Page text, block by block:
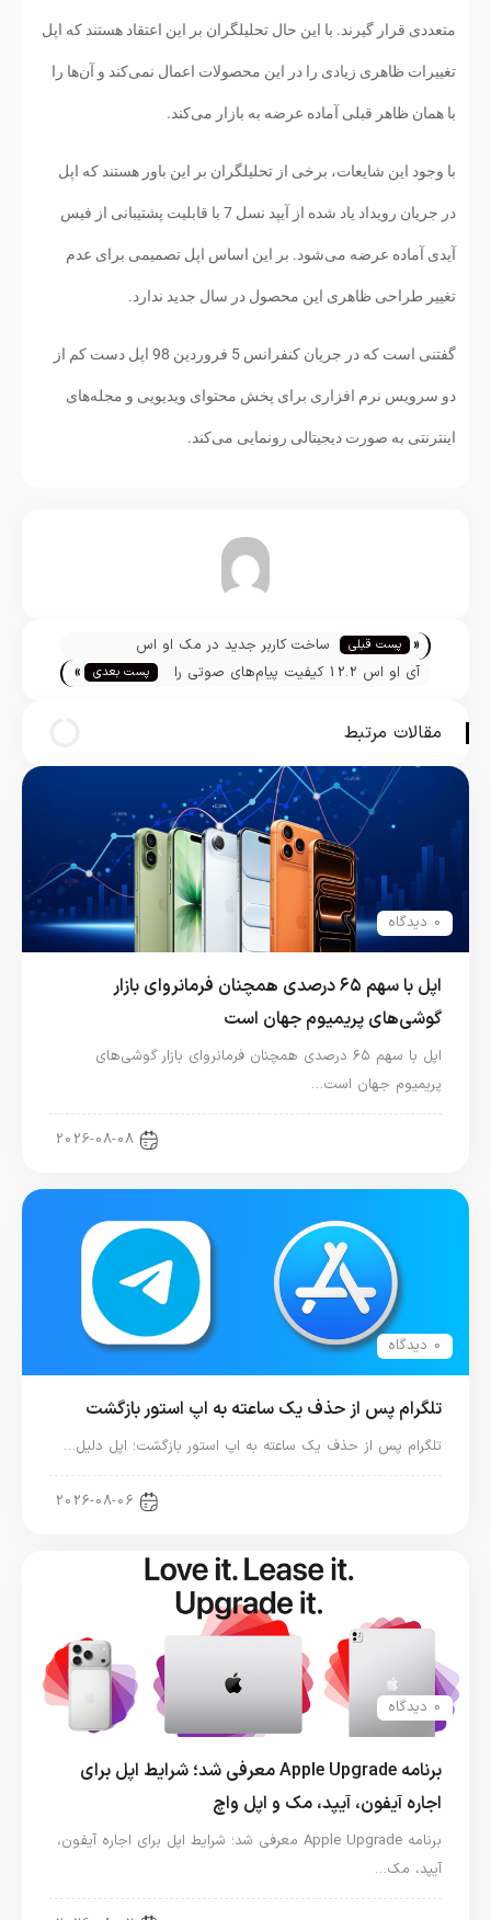
متعددی قرار گیرند. با این حال تحلیلگران بر این اعتقاد هستند که اپل
تغییرات ظاهری زیادی را در این محصولات اعمال نمی‌کند و آن‌ها را
با همان ظاهر قبلی آماده عرضه به بازار می‌کند.
با وجود این شایعات، برخی از تحلیلگران بر این باور هستند که اپل
در جریان رویداد یاد شده از آیپد نسل 7 با قابلیت پشتیبانی از فیس
آیدی آماده عرضه می‌شود. بر این اساس اپل تصمیمی برای عدم
تغییر طراحی ظاهری این محصول در سال جدید ندارد.
گفتنی است که در جریان کنفرانس 5 فروردین 98 اپل دست کم از
دو سرویس نرم افزاری برای پخش محتوای ویدیویی و مجله‌های
اینترنتی به صورت دیجیتالی رونمایی می‌کند.
تیم تحریریه « پست قبلی
ساخت کاربر جدید در مک او اس
آی او اس 12.2 کیفیت پیام‌های صوتی را
پست بعدی »
مقالات مرتبط
0 دیدگاه
اپل با سهم ۶۵ درصدی همچنان فرمانروای بازار
گوشی‌های پریمیوم جهان است
اپل با سهم ۶۵ درصدی همچنان فرمانروای بازار گوشی‌های
پریمیوم جهان است…
2026-08-08
0 دیدگاه
تلگرام پس از حذف یک ساعته به اپ استور بازگشت
تلگرام پس از حذف یک ساعته به اپ استور بازگشت؛ اپل دلیل…
2026-08-06
0 دیدگاه
برنامه Apple Upgrade معرفی شد؛ شرایط اپل برای
اجاره آیفون، آیپد، مک و اپل واچ
برنامه Apple Upgrade معرفی شد؛ شرایط اپل برای اجاره آیفون،
آیپد، مک…